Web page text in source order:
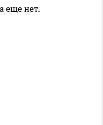
еще нет.